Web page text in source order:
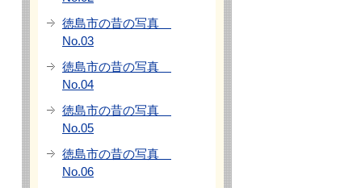
徳島市の昔の写真
No.03
徳島市の昔の写真
No.04
徳島市の昔の写真
No.05
徳島市の昔の写真
No.06